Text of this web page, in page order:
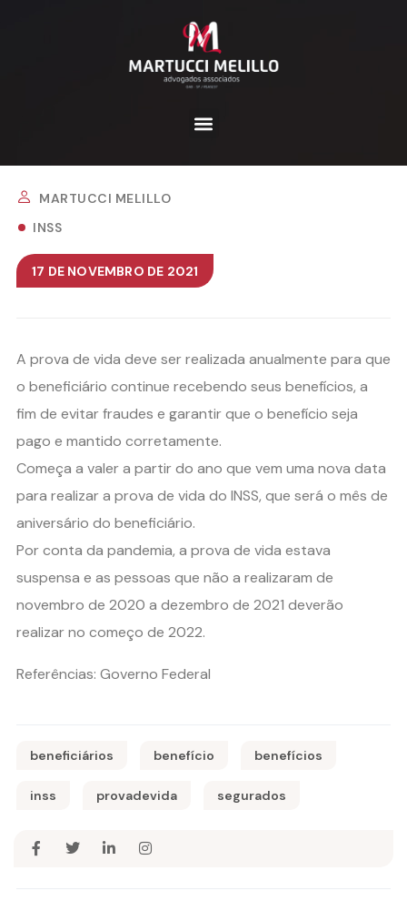
MARTUCCI MELILLO
INSS
17 DE NOVEMBRO DE 2021
A prova de vida deve ser realizada anualmente para que
o beneficiário continue recebendo seus benefícios, a
fim de evitar fraudes e garantir que o benefício seja
pago e mantido corretamente.
Começa a valer a partir do ano que vem uma nova data
para realizar a prova de vida do INSS, que será o mês de
aniversário do beneficiário.
Por conta da pandemia, a prova de vida estava
suspensa e as pessoas que não a realizaram de
novembro de 2020 a dezembro de 2021 deverão
realizar no começo de 2022.
Referências: Governo Federal
beneficiários benefício benefícios
inss provadevida segurados